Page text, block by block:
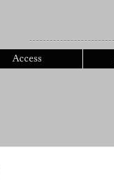
Access